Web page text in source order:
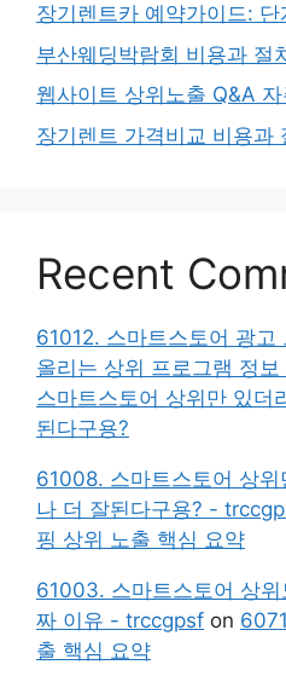
장기렌트카 예약가이드:
부산웨딩박람회 비용과 절
웹사이트 상위노출 Q&A
장기렌트 가격비교 비용과
Recent
61012. 스마트스토어 광고
올리는 상위 프로그램 정
스마트스토어 상위만 있더
된다구용?
61008. 스마트스토어 상
나 더 잘된다구용? -
핑 상위 노출 핵심 요약
61003. 스마트스토어 상
짜 이유 - trccgpsf on
출 핵심 요약